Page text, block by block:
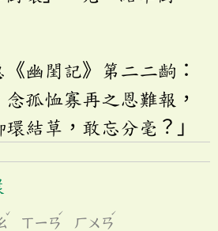
《幽閨記》第二二齣：
念孤恤寡再之恩難報，
環結草，敢忘分毫？」
ˇ
ㄒㄧㄢ
ˊ
ㄏㄨㄢ
ˊ